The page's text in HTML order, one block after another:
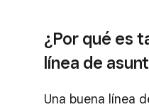
¿Por qué es
línea de
Una buena línea